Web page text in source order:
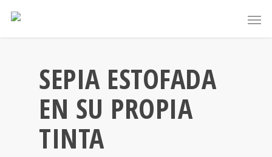
SEPIA ESTOFADA
EN SU PROPIA
TINTA